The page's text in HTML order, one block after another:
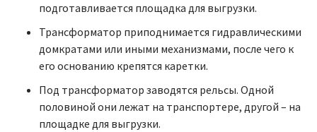
подготавливается площадка для выгрузки.
Трансформатор приподнимается гидравлическими
домкратами или иными механизмами, после чего к
его основанию крепятся каретки.
Под трансформатор заводятся рельсы. Одной
половиной они лежат на транспортере, другой – на
площадке для выгрузки.